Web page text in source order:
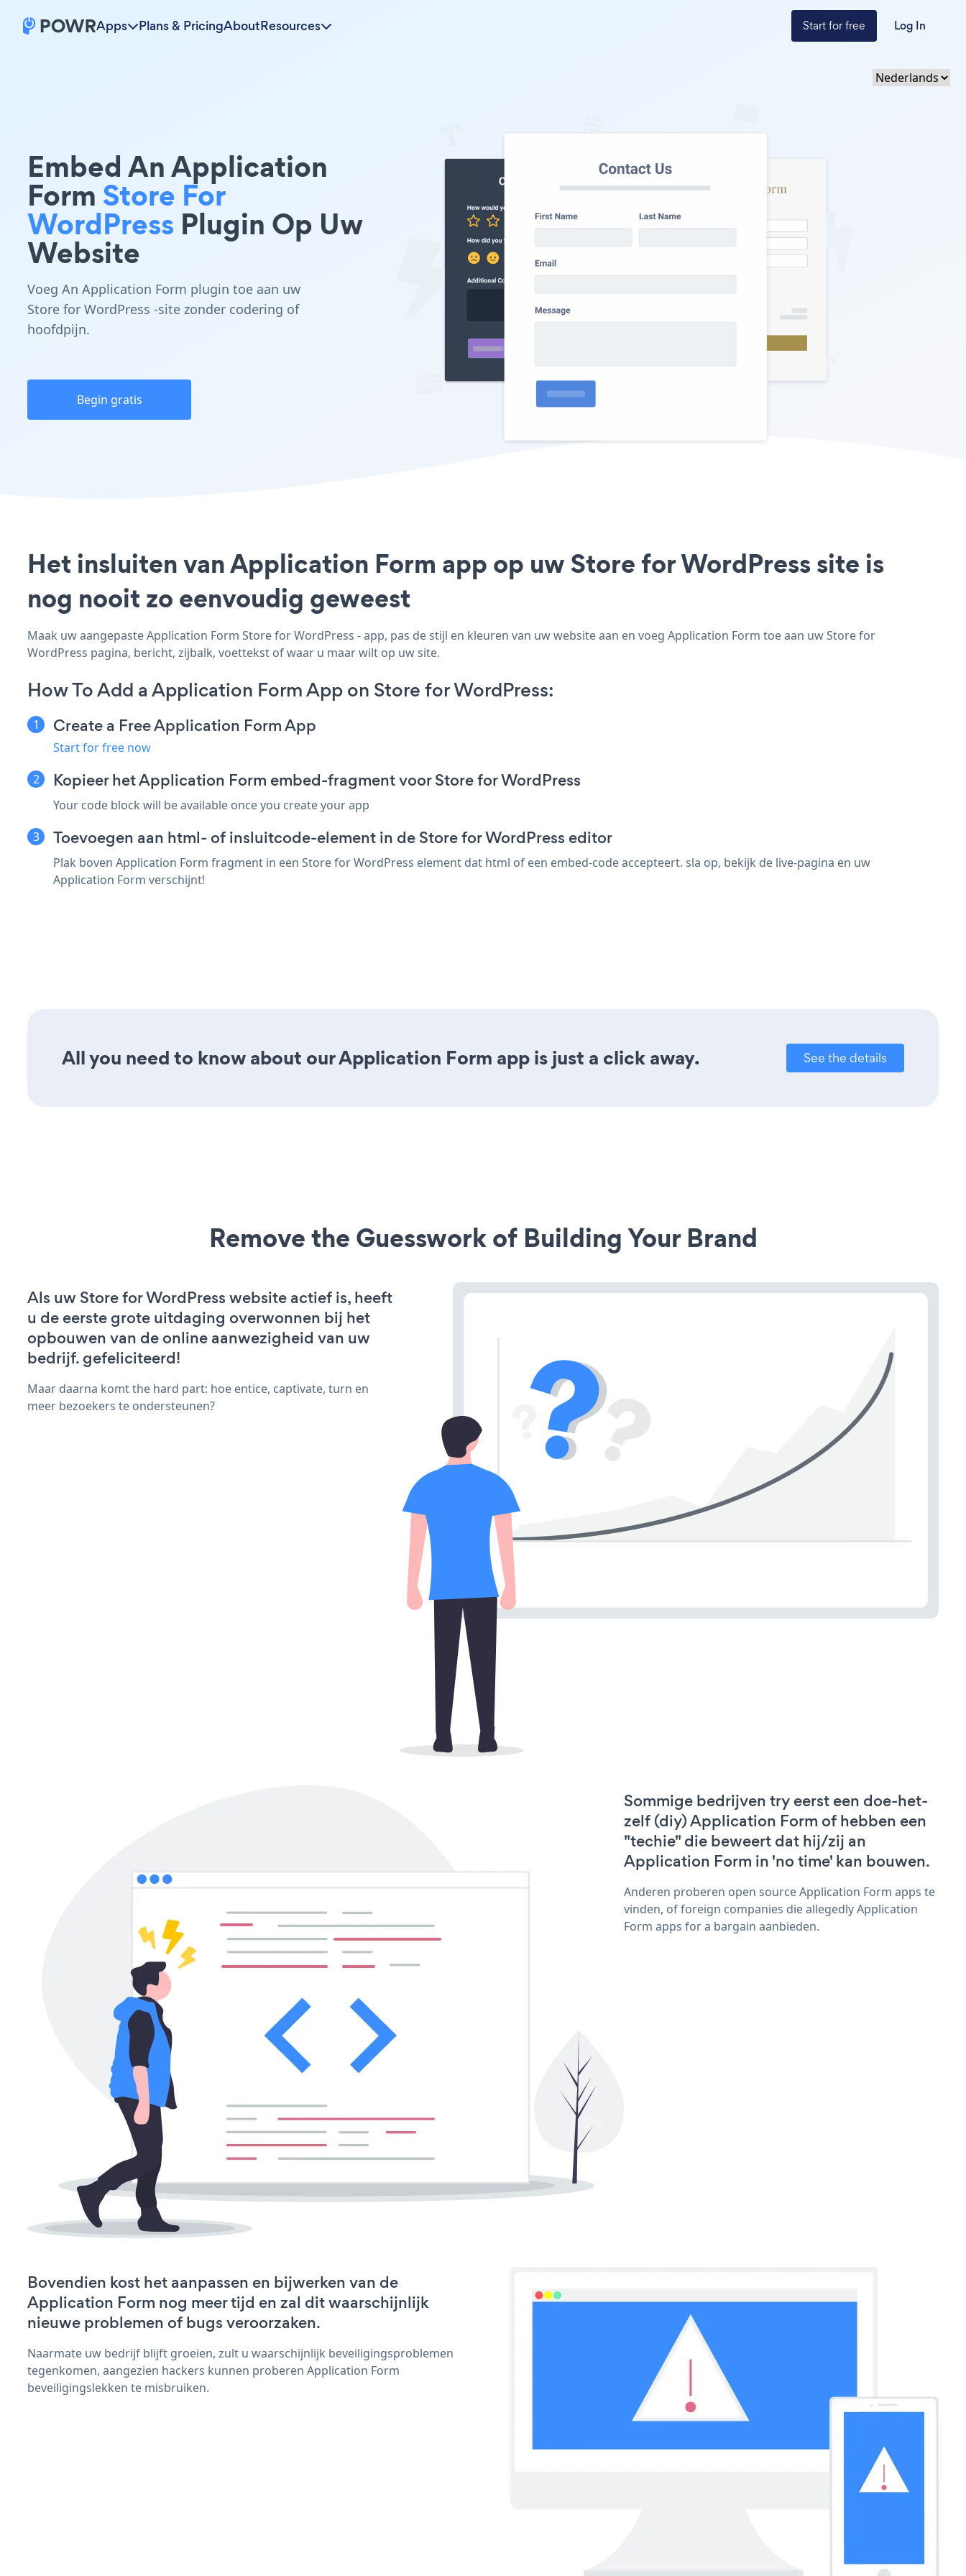
Apps Plans & PricingAboutResources Start for free Log In
Embed An Application
Form Store For
WordPress Plugin Op Uw
Website
Voeg An Application Form plugin toe aan uw
Store for WordPress -site zonder codering of
hoofdpijn.
Begin gratis
Het insluiten van Application Form app op uw Store for WordPress site is
nog nooit zo eenvoudig geweest
Maak uw aangepaste Application Form Store for WordPress - app, pas de stijl en kleuren van uw website aan en voeg Application Form toe aan uw Store for
WordPress pagina, bericht, zijbalk, voettekst of waar u maar wilt op uw site.
How To Add a Application Form App on Store for WordPress:
Create a Free Application Form App
Start for free now
Kopieer het Application Form embed-fragment voor Store for WordPress
Your code block will be available once you create your app
Toevoegen aan html- of insluitcode-element in de Store for WordPress editor
Plak boven Application Form fragment in een Store for WordPress element dat html of een embed-code accepteert. sla op, bekijk de live-pagina en uw
Application Form verschijnt!
All you need to know about our Application Form app is just a click away. See the details
Remove the Guesswork of Building Your Brand
Als uw Store for WordPress website actief is, heeft
u de eerste grote uitdaging overwonnen bij het
opbouwen van de online aanwezigheid van uw
bedrijf. gefeliciteerd!
Maar daarna komt the hard part: hoe entice, captivate, turn en
meer bezoekers te ondersteunen?
Sommige bedrijven try eerst een doe-het-
zelf (diy) Application Form of hebben een
"techie" die beweert dat hij/zij an
Application Form in 'no time' kan bouwen.
Anderen proberen open source Application Form apps te
vinden, of foreign companies die allegedly Application
Form apps for a bargain aanbieden.
Bovendien kost het aanpassen en bijwerken van de
Application Form nog meer tijd en zal dit waarschijnlijk
nieuwe problemen of bugs veroorzaken.
Naarmate uw bedrijf blijft groeien, zult u waarschijnlijk beveiligingsproblemen
tegenkomen, aangezien hackers kunnen proberen Application Form
beveiligingslekken te misbruiken.